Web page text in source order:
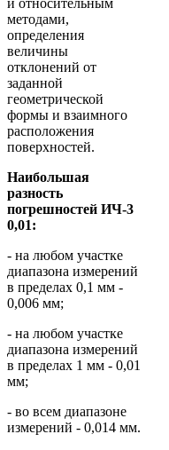
и относительным
методами,
определения
величины
отклонений от
заданной
геометрической
формы и взаимного
расположения
поверхностей.
Наибольшая
разность
погрешностей ИЧ-3
0,01:
- на любом участке
диапазона измерений
в пределах 0,1 мм -
0,006 мм;
- на любом участке
диапазона измерений
в пределах 1 мм - 0,01
мм;
- во всем диапазоне
измерений - 0,014 мм.